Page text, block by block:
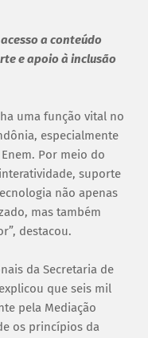
a conteúdo
e apoio à inclusão
uma função vital no
especialmente
Por meio do
suporte
não apenas
mas também
destacou.
da Secretaria de
que seis mil
pela Mediação
os princípios da